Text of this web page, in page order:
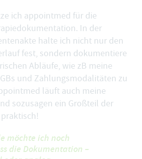
ich appointmed für die
In der
halte ich nicht nur den
fest, sondern dokumentiere
Abläufe, wie zB meine
und Zahlungsmodalitäten zu
läuft auch meine
sozusagen ein Großteil der
möchte ich noch
die Dokumentation –